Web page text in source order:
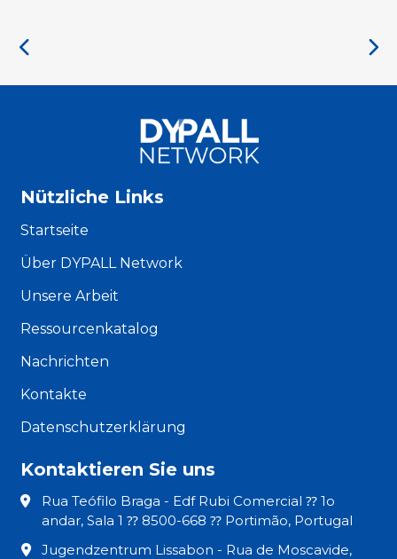
Nützliche Links
Startseite
Über DYPALL Network
Unsere Arbeit
Ressourcenkatalog
Nachrichten
Kontakte
Datenschutzerklärung
Kontaktieren Sie uns
Rua Teófilo Braga - Edf Rubi Comercial ⁇ 1o
andar, Sala 1 ⁇ 8500-668 ⁇ Portimão, Portugal
Jugendzentrum Lissabon - Rua de Moscavide,